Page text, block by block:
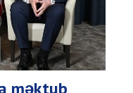
məktub